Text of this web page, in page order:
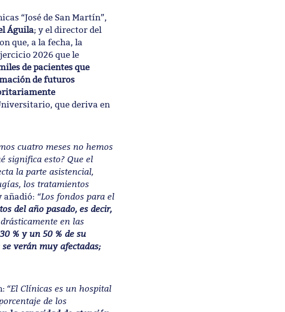
“José de San Martín”,
Águila; y el director del
que, a la fecha, la
2026 que le
de pacientes que
de futuros
que deriva en
cuatro meses no hemos
significa esto? Que el
la parte asistencial,
los tratamientos
añadió: “Los fondos para el
del año pasado, es decir,
en las
% y un 50 % de su
verán muy afectadas;
“El Clínicas es un hospital
de los